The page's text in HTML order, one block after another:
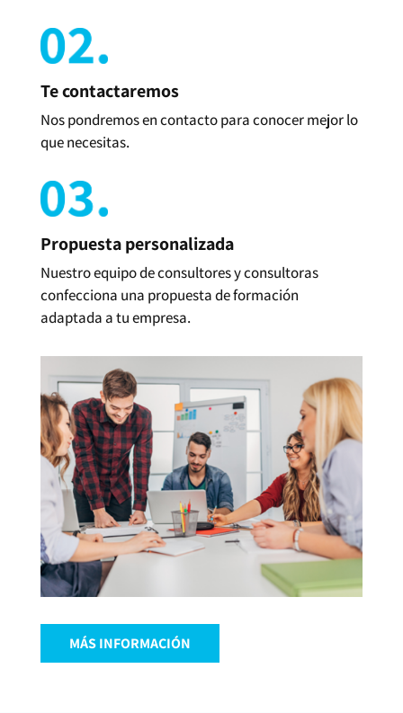
Te contactaremos
Nos pondremos en contacto para conocer mejor lo
que necesitas.
Propuesta personalizada
Nuestro equipo de consultores y consultoras
confecciona una propuesta de formación
adaptada a tu empresa.
MÁS INFORMACIÓN